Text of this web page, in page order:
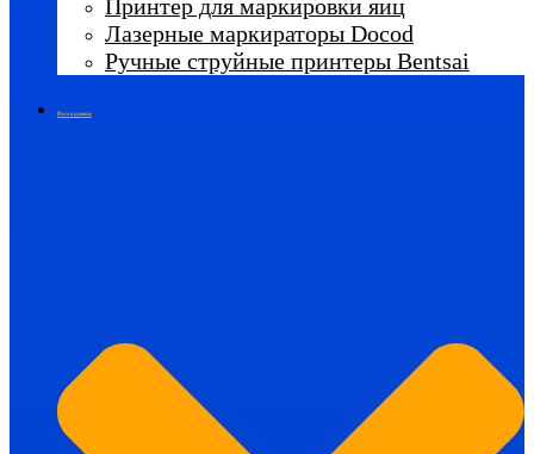
Принтер для маркировки яиц
Лазерные маркираторы Docod
Ручные струйные принтеры Bentsai
Расходники